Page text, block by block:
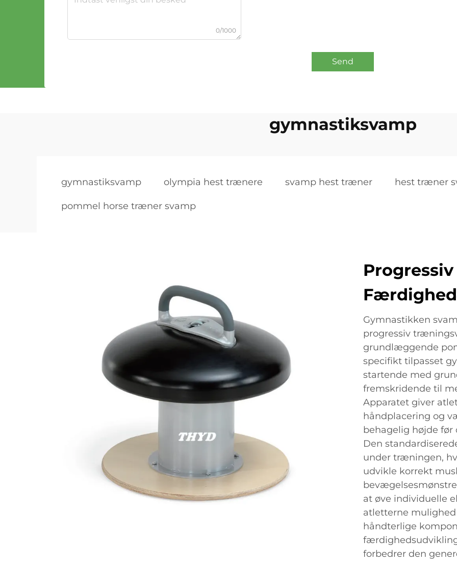
0/1000
Send
gymnastiksvamp
gymnastiksvamp olympia hest trænere svamp hest træner hest træner
pommel horse træner svamp
Progressiv
Gymnastikken
progressiv
grundlæggende
specifikt tilpasset
startende med
fremskridende til
Apparatet giver
håndplacering og
behagelig højde før
Den
under træningen,
udvikle korrekt
at øve individuelle
atletterne
håndterlige
forbedrer den